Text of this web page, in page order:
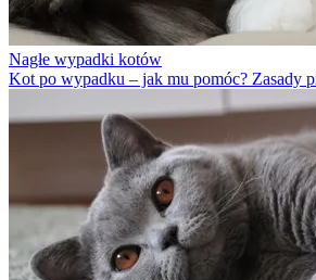
Nagłe wypadki kotów
Kot po wypadku – jak mu pomóc? Zasady